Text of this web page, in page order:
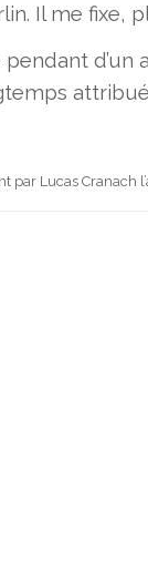
Il me fixe,
par Lucas Cranach